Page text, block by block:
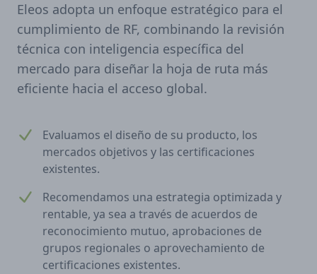
Eleos adopta un enfoque estratégico para el
cumplimiento de RF, combinando la revisión
técnica con inteligencia específica del
mercado para diseñar la hoja de ruta más
eficiente hacia el acceso global.
Evaluamos el diseño de su producto, los
mercados objetivos y las certificaciones
existentes.
Recomendamos una estrategia optimizada y
rentable, ya sea a través de acuerdos de
reconocimiento mutuo, aprobaciones de
grupos regionales o aprovechamiento de
certificaciones existentes.